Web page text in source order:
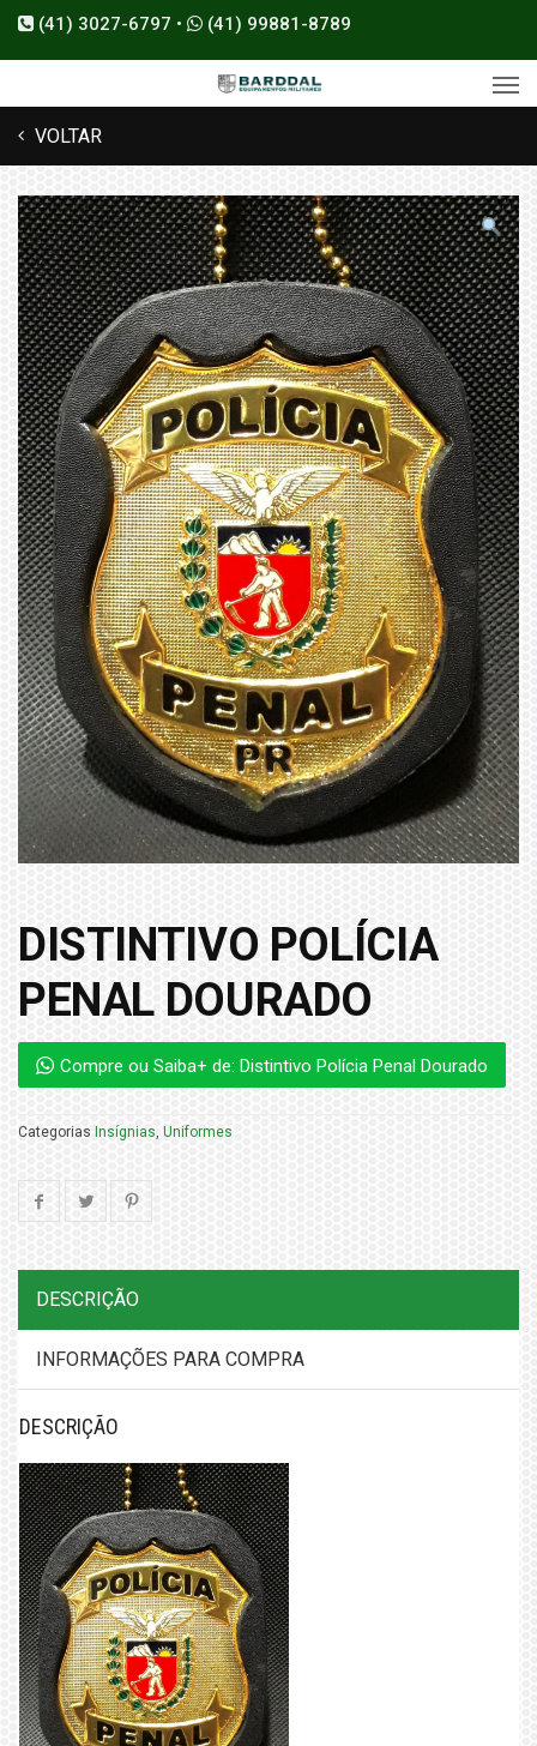
(41) 3027-6797 • (41) 99881-8789
VOLTAR
DISTINTIVO POLÍCIA
PENAL DOURADO
Compre ou Saiba+ de: Distintivo Polícia Penal Dourado
Categorias Insígnias, Uniformes
DESCRIÇÃO
INFORMAÇÕES PARA COMPRA
DESCRIÇÃO